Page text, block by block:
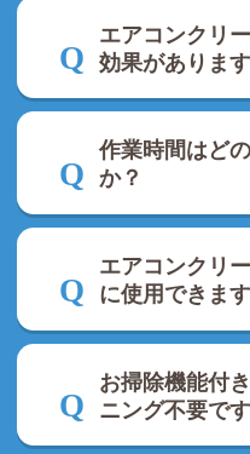
エアコンクリ
効果がありま
作業時間はど
か？
エアコンクリ
に使用できま
お掃除機能付
ニング不要で